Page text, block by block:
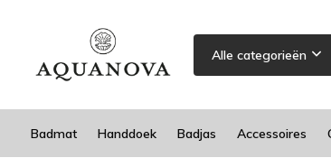
Alle categorieën
Badmat Handdoek Badjas Accessoires